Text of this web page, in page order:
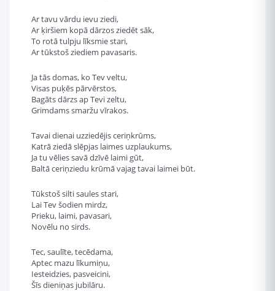
Ar tavu vārdu ievu ziedi,
Ar ķiršiem kopā dārzos ziedēt sāk,
To rotā tulpju līksmie stari,
Ar tūkstoš ziediem pavasaris.
Ja tās domas, ko Tev veltu,
Visas puķēs pārvērstos,
Bagāts dārzs ap Tevi zeltu,
Grimdams smaržu vīrakos.
Tavai dienai uzziedējis ceriņkrūms,
Katrā ziedā slēpjas laimes uzplaukums,
Ja tu vēlies savā dzīvē laimi gūt,
Baltā ceriņziedu krūmā vajag tavai laimei būt.
Tūkstoš silti saules stari,
Lai Tev šodien mirdz,
Prieku, laimi, pavasari,
Novēlu no sirds.
Tec, saulīte, tecēdama,
Aptec mazu līkumiņu,
Iesteidzies, pasveicini,
Šīs dieniņas jubilāru.